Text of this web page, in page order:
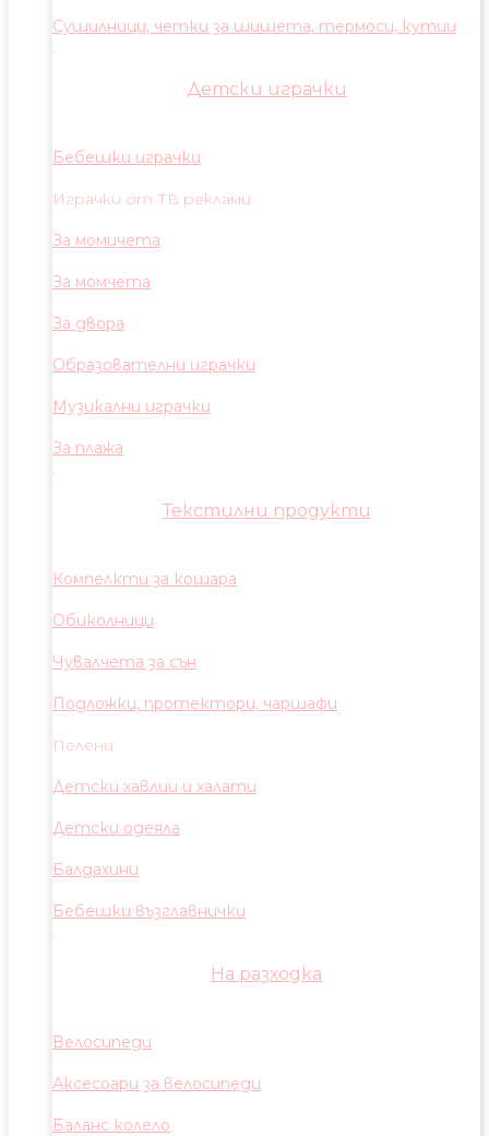
Сушилници, четки за шишета, термоси, кутии
Детски играчки
Бебешки играчки
Играчки от ТВ реклами
За момичета
За момчета
За двора
Образователни играчки
Музикални играчки
За плажа
Текстилни продукти
Компелкти за кошара
Обиколници
Чувалчета за сън
Подложки, протектори, чаршафи
Пелени
Детски хавлии и халати
Детски одеяла
Балдахини
Бебешки възглавнички
На разходка
Велосипеди
Аксесоари за велосипеди
Баланс колело